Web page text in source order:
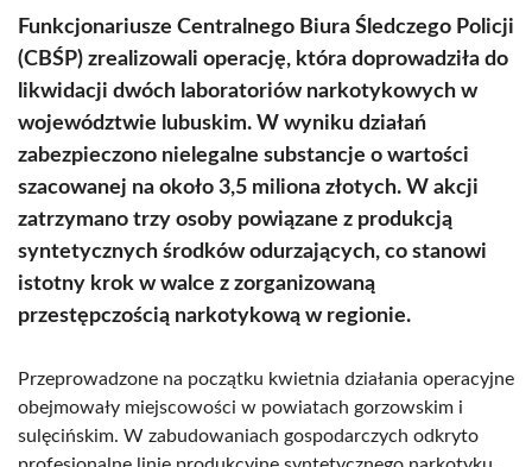
Funkcjonariusze Centralnego Biura Śledczego Policji
(CBŚP) zrealizowali operację, która doprowadziła do
likwidacji dwóch laboratoriów narkotykowych w
województwie lubuskim. W wyniku działań
zabezpieczono nielegalne substancje o wartości
szacowanej na około 3,5 miliona złotych. W akcji
zatrzymano trzy osoby powiązane z produkcją
syntetycznych środków odurzających, co stanowi
istotny krok w walce z zorganizowaną
przestępczością narkotykową w regionie.
Przeprowadzone na początku kwietnia działania operacyjne
obejmowały miejscowości w powiatach gorzowskim i
sulęcińskim. W zabudowaniach gospodarczych odkryto